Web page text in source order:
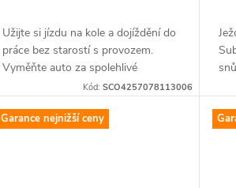
Užijte si jízdu na kole a dojíždění do
práce bez starostí s provozem.
Vyměňte auto za spolehlivé
městské elektrokolo Sub Sport 30
Kód:SCO4257078113006
Garance nejnižší ceny